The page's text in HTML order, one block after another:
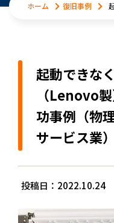
ホーム 復旧事例
起動できな
（Lenovo
功事例（物
サービス業）
投稿日：2022.10.24